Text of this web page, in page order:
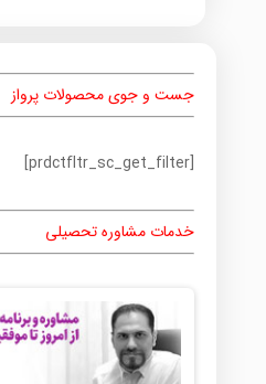
جست و جوی محصولات پرواز
[prdctfltr_sc_get_filter]
خدمات مشاوره تحصیلی